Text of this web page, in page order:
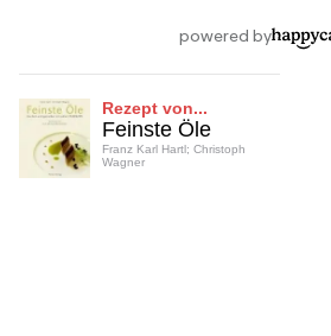
Rezept von...
Feinste Öle
Franz Karl Hartl; Christoph
Wagner